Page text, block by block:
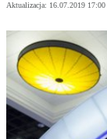
Aktualizacja: 16.07.2019 17:00